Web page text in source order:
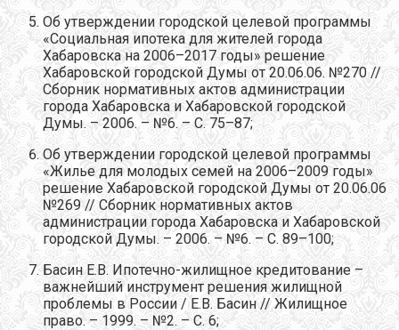
Об утверждении городской целевой программы
«Социальная ипотека для жителей города
Хабаровска на 2006–2017 годы» решение
Хабаровской городской Думы от 20.06.06. №270 //
Сборник нормативных актов администрации
города Хабаровска и Хабаровской городской
Думы. – 2006. – №6. – С. 75–87;
Об утверждении городской целевой программы
«Жилье для молодых семей на 2006–2009 годы»
решение Хабаровской городской Думы от 20.06.06
№269 // Сборник нормативных актов
администрации города Хабаровска и Хабаровской
городской Думы. – 2006. – №6. – С. 89–100;
Басин Е.В. Ипотечно-жилищное кредитование –
важнейший инструмент решения жилищной
проблемы в России / Е.В. Басин // Жилищное
право. – 1999. – №2. – С. 6;